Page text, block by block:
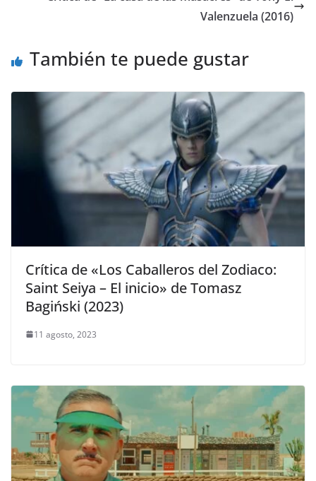
Valenzuela (2016)
También te puede gustar
Crítica de «Los Caballeros del Zodiaco:
Saint Seiya – El inicio» de Tomasz
Bagiński (2023)
11 agosto, 2023